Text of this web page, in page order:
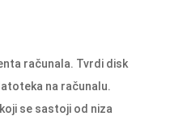
računala. Tvrdi disk
na računalu.
se sastoji od niza